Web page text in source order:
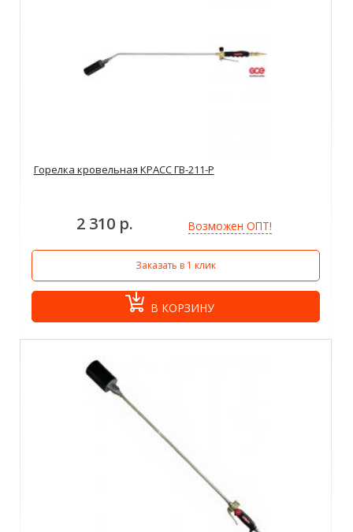
Горелка кровельная КРАСС ГВ-211-Р
2 310 р. Возможен ОПТ!
Заказать в 1 клик
В КОРЗИНУ